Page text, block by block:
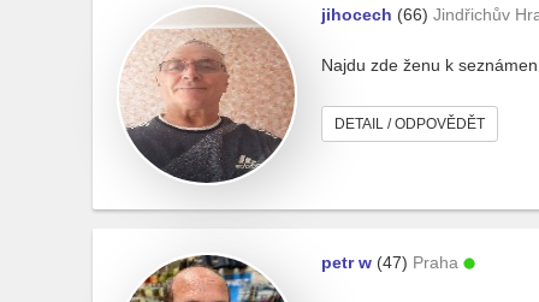
jihocech (66) Jindřichův
Najdu zde ženu k
DETAIL / ODPOVĚDĚT
petr w (47) Praha